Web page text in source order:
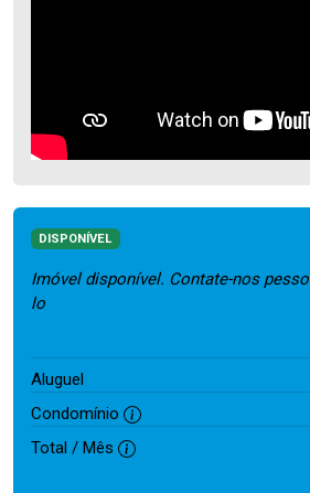
DISPONÍVEL
Imóvel disponível. Contate-nos
lo
Aluguel
Condomínio
Total / Mês